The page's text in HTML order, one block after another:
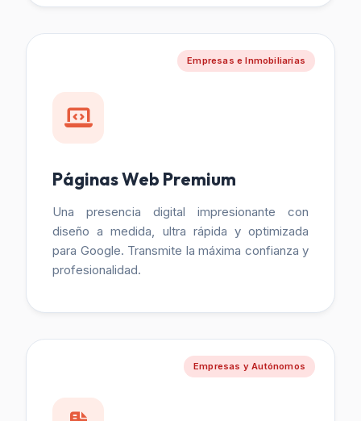
Empresas e Inmobiliarias
Páginas Web Premium
Una presencia digital impresionante con
diseño a medida, ultra rápida y optimizada
para Google. Transmite la máxima confianza y
profesionalidad.
Empresas y Autónomos